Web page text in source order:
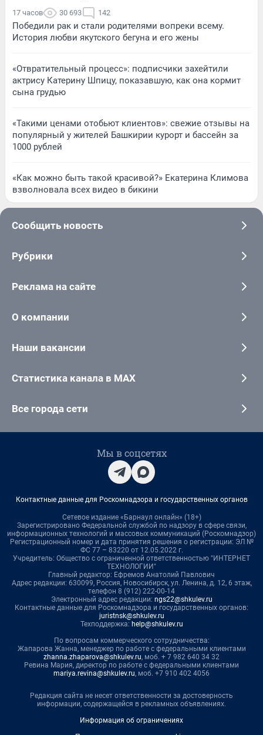
17 часов 30 693 142
Победили рак и стали родителями вопреки всему.
История любви якутского бегуна и его жены
«Отвратительный процесс»: подписчики захейтили
актрису Катерину Шпицу, показавшую, как она кормит
сына грудью
«Такими ценами отобьют клиентов»: свежие отзывы на
популярный у жителей Башкирии курорт и бассейн за
1000 рублей
«Как можно быть такой красивой?» Екатерина Климова
взволновала всех видео в бикини
Сообщить новость
Рубрики
Реклама на сайте
О компании
Наши вакансии
Статистика канала в MAX
Все города сети
Мы в соцсетях
Контактные данные для Роскомнадзора и государственных органов
Сетевое издание «Барнаул онлайн» (18+)
Зарегистрировано Федеральной службой по надзору в сфере связи,
информационных технологий и массовых коммуникаций (Роскомнадзор)
Регистрационный номер и дата принятия решения о регистрации: ЭЛ №
ФС 77 – 83220 от 12.05.2022 г.
Учредитель: Общество с ограниченной ответственностью "ИНТЕРНЕТ
ТЕХНОЛОГИИ"
Главный редактор: Ефремов Анатолий Павлович
Адрес редакции: 630099, Россия, Новосибирск, ул. Ленина, д. 12, 6 этаж,
телефон 8 (912) 222-00-14
Электронный адрес редакции: ngs22@shkulev.ru
Контактные данные для Роскомнадзора и государственных органов:
juristnsk@shkulev.ru
Техподдержка: help@shkulev.ru
По вопросам коммерческого сотрудничества:
Жапарова Жанна, менеджер по работе с федеральными клиентами
zhanna.zhaparova@shkulev.ru, моб. + 7 982 640 34 32
Ревина Мария, директор по работе с федеральными клиентами
mariya.revina@shkulev.ru, моб. +7 910 402 4056
Редакция сайта не несет ответственности за достоверность
информации, содержащейся в рекламных объявлениях.
Информация об ограничениях